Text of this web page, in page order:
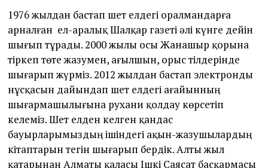
1976 жылдан бастап шет елдегі оралмандарға
арналған ел-аралық Шалқар газеті әлі күнге дейін
шығып тұрады. 2000 жылы осы Жанашыр қорына
тіркеп төте жазумен, ағылшын, орыс тілдерінде
шығарып жүрміз. 2012 жылдан бастап электронды
нұсқасын дайындап шет елдегі ағайынның
шығармашылығына рухани қолдау көрсетіп
келеміз. Шет елден келген қандас
бауырларымыздың ішіндегі ақын-жазушылардың
кітаптарын тегін шығарып бердік. Алты жыл
қатарынан Алматы қаласы Ішкі Саясат басқармасы